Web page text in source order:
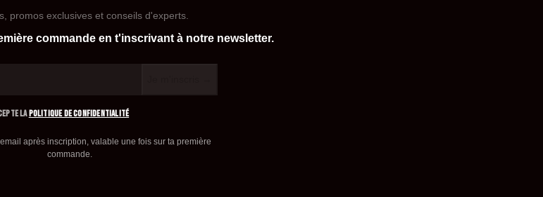
promos exclusives et conseils d'experts.
commande en t'inscrivant à notre newsletter.
LAPOLITIQUE DE CONFIDENTIALITÉ
après inscription, valable une fois sur ta première
commande.